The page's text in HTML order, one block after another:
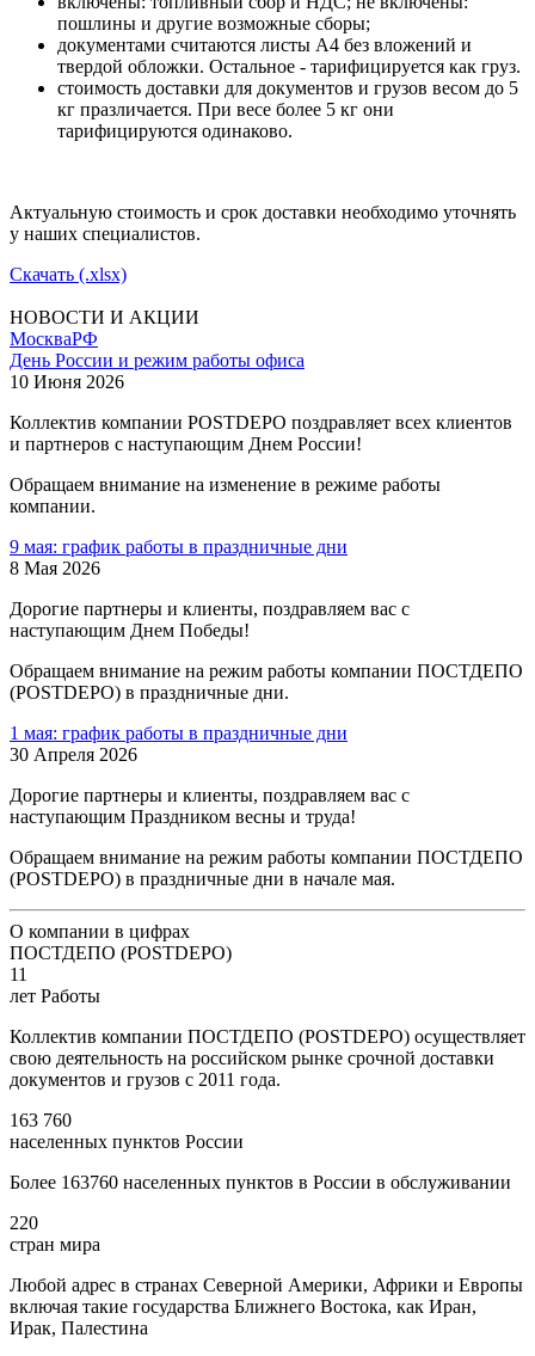
пошлины и другие возможные сборы;
документами считаются листы А4 без вложений и
твердой обложки. Остальное - тарифицируется как груз.
стоимость доставки для документов и грузов весом до 5
кг празличается. При весе более 5 кг они
тарифицируются одинаково.
Актуальную стоимость и срок доставки необходимо уточнять
у наших специалистов.
Скачать (.xlsx)
НОВОСТИ И АКЦИИ
МоскваРФ
День России и режим работы офиса
10 Июня 2026
Коллектив компании POSTDEPO поздравляет всех клиентов
и партнеров с наступающим Днем России!
Обращаем внимание на изменение в режиме работы
компании.
9 мая: график работы в праздничные дни
8 Мая 2026
Дорогие партнеры и клиенты, поздравляем вас с
наступающим Днем Победы!
Обращаем внимание на режим работы компании ПОСТДЕПО
(POSTDEPO) в праздничные дни.
1 мая: график работы в праздничные дни
30 Апреля 2026
Дорогие партнеры и клиенты, поздравляем вас с
наступающим Праздником весны и труда!
Обращаем внимание на режим работы компании ПОСТДЕПО
(POSTDEPO) в праздничные дни в начале мая.
О компании в цифрах
ПОСТДЕПО (POSTDEPO)
11
лет Работы
Коллектив компании ПОСТДЕПО (POSTDEPO) осуществляет
свою деятельность на российском рынке срочной доставки
документов и грузов с 2011 года.
163 760
населенных пунктов России
Более 163760 населенных пунктов в России в обслуживании
220
стран мира
Любой адрес в странах Северной Америки, Африки и Европы
включая такие государства Ближнего Востока, как Иран,
Ирак, Палестина